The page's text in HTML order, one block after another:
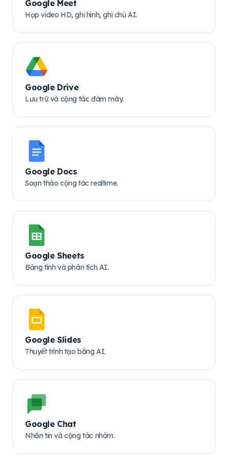
Google Meet
Họp video HD, ghi hình, ghi chú AI.
Google Drive
Lưu trữ và cộng tác đám mây.
Google Docs
Soạn thảo cộng tác realtime.
Google Sheets
Bảng tính và phân tích AI.
Google Slides
Thuyết trình tạo bằng AI.
Google Chat
Nhắn tin và cộng tác nhóm.